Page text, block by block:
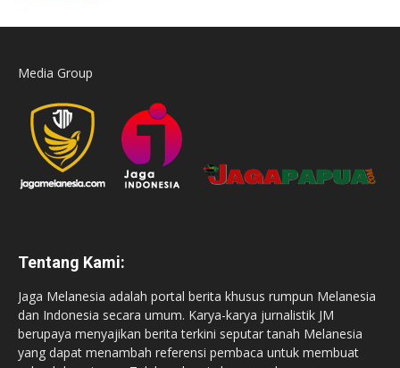
Media Group
Tentang Kami:
Jaga Melanesia adalah portal berita khusus rumpun Melanesia
dan Indonesia secara umum. Karya-karya jurnalistik JM
berupaya menyajikan berita terkini seputar tanah Melanesia
yang dapat menambah referensi pembaca untuk membuat